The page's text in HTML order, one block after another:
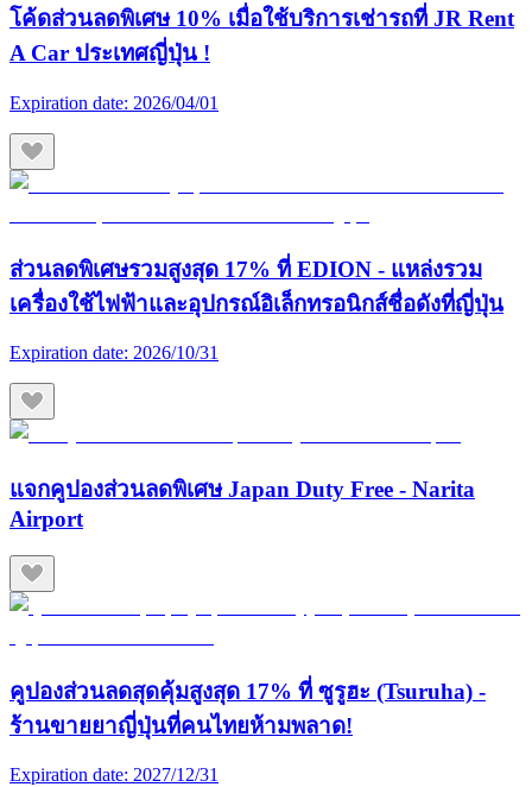
โค้ดส่วนลดพิเศษ 10% เมื่อใช้บริการเช่ารถที่ JR Rent
A Car ประเทศญี่ปุ่น !
Expiration date: 2026/04/01
ส่วนลดพิเศษรวมสูงสุด 17% ที่ EDION - แหล่งรวม
เครื่องใช้ไฟฟ้าและอุปกรณ์อิเล็กทรอนิกส์ชื่อดังที่ญี่ปุ่น
Expiration date: 2026/10/31
แจกคูปองส่วนลดพิเศษ Japan Duty Free - Narita
Airport
คูปองส่วนลดสุดคุ้มสูงสุด 17% ที่ ซูรูฮะ (Tsuruha) -
ร้านขายยาญี่ปุ่นที่คนไทยห้ามพลาด!
Expiration date: 2027/12/31